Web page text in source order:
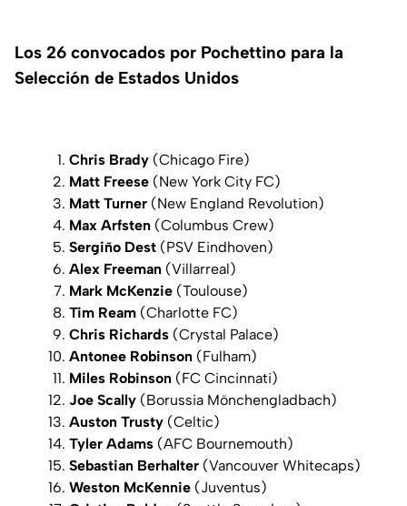
Los 26 convocados por Pochettino para la
Selección de Estados Unidos
Chris Brady(Chicago Fire)
Matt Freese(New York City FC)
Matt Turner(New England Revolution)
Max Arfsten(Columbus Crew)
Sergiño Dest(PSV Eindhoven)
Alex Freeman(Villarreal)
Mark McKenzie(Toulouse)
Tim Ream(Charlotte FC)
Chris Richards(Crystal Palace)
Antonee Robinson(Fulham)
Miles Robinson(FC Cincinnati)
Joe Scally(Borussia Mönchengladbach)
Auston Trusty(Celtic)
Tyler Adams(AFC Bournemouth)
Sebastian Berhalter(Vancouver Whitecaps)
Weston McKennie(Juventus)